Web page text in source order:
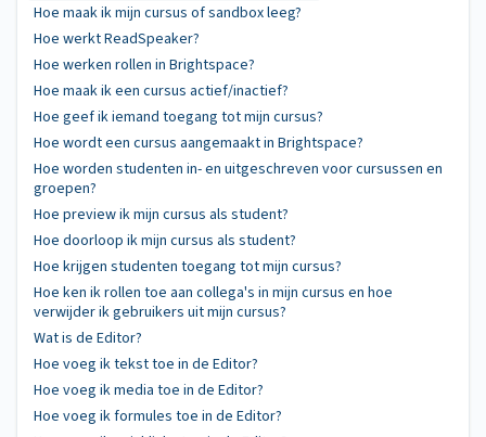
Hoe maak ik mijn cursus of sandbox leeg?
Hoe werkt ReadSpeaker?
Hoe werken rollen in Brightspace?
Hoe maak ik een cursus actief/inactief?
Hoe geef ik iemand toegang tot mijn cursus?
Hoe wordt een cursus aangemaakt in Brightspace?
Hoe worden studenten in- en uitgeschreven voor cursussen en
groepen?
Hoe preview ik mijn cursus als student?
Hoe doorloop ik mijn cursus als student?
Hoe krijgen studenten toegang tot mijn cursus?
Hoe ken ik rollen toe aan collega's in mijn cursus en hoe
verwijder ik gebruikers uit mijn cursus?
Wat is de Editor?
Hoe voeg ik tekst toe in de Editor?
Hoe voeg ik media toe in de Editor?
Hoe voeg ik formules toe in de Editor?